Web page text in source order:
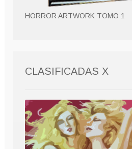
HORROR ARTWORK TOMO 1
CLASIFICADAS X